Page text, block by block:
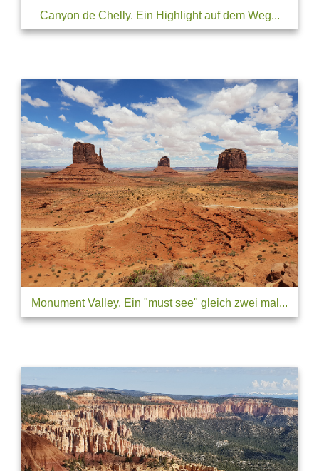
Canyon de Chelly. Ein Highlight auf dem Weg...
Monument Valley. Ein "must see" gleich zwei mal...